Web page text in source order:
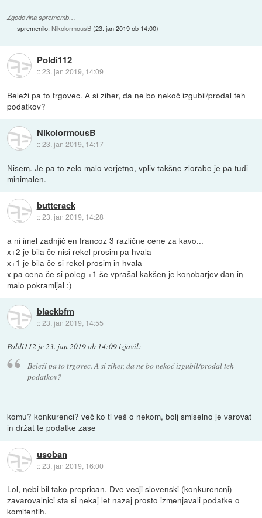
Zgodovina sprememb…
spremenilo:NikolormousB(23. jan 2019 ob 14:00)
Poldi112
::23. jan 2019, 14:09
Beleži pa to trgovec. A si ziher, da ne bo nekoč izgubil/prodal teh
podatkov?
NikolormousB
::23. jan 2019, 14:17
Nisem. Je pa to zelo malo verjetno, vpliv takšne zlorabe je pa tudi
minimalen.
buttcrack
::23. jan 2019, 14:28
a ni imel zadnjič en francoz 3 različne cene za kavo...
x+2 je bila če nisi rekel prosim pa hvala
x+1 je bila če si rekel prosim in hvala
x pa cena če si poleg +1 še vprašal kakšen je konobarjev dan in
malo pokramljal :)
blackbfm
::23. jan 2019, 14:55
Poldi112 je23. jan 2019 ob 14:09izjavil:
Beleži pa to trgovec. A si ziher, da ne bo nekoč izgubil/prodal teh
podatkov?
komu? konkurenci? več ko ti veš o nekom, bolj smiselno je varovat
in držat te podatke zase
usoban
::23. jan 2019, 16:00
Lol, nebi bil tako preprican. Dve vecji slovenski (konkurencni)
zavarovalnici sta si nekaj let nazaj prosto izmenjavali podatke o
komitentih.